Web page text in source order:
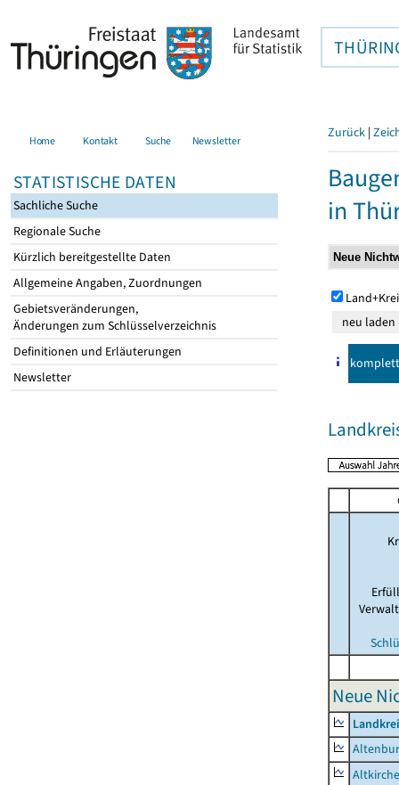
Home Kontakt Suche Newsletter
STATISTISCHE DATEN
Sachliche Suche
Regionale Suche
Kürzlich bereitgestellte Daten
Allgemeine Angaben, Zuordnungen
Gebietsveränderungen,
Änderungen zum Schlüsselverzeichnis
Definitionen und Erläuterungen
Newsletter
Zurück |
in
komplett
Neue